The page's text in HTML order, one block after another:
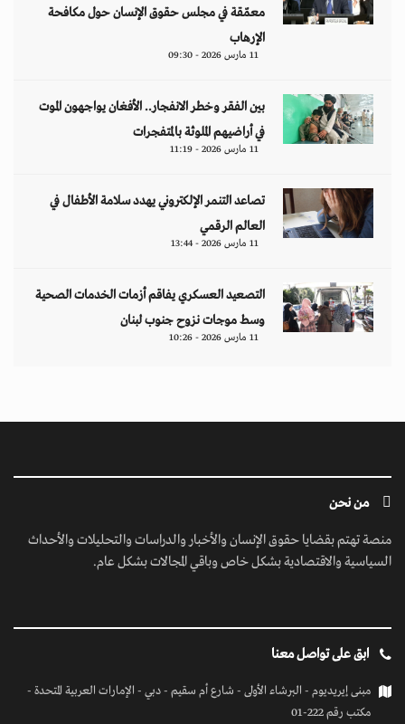
معمّقة في مجلس حقوق الإنسان حول مكافحة
الإرهاب
11 مارس 2026 - 09:30
بين الفقر وخطر الانفجار.. الأفغان يواجهون الموت
في أراضيهم الملوثة بالمتفجرات
11 مارس 2026 - 11:19
تصاعد التنمر الإلكتروني يهدد سلامة الأطفال في
العالم الرقمي
11 مارس 2026 - 13:44
التصعيد العسكري يفاقم أزمات الخدمات الصحية
وسط موجات نزوح جنوب لبنان
11 مارس 2026 - 10:26
من نحن
منصة تهتم بقضايا حقوق الإنسان والأخبار والدراسات والتحليلات والأحداث
السياسية والاقتصادية بشكل خاص وباقي المجالات بشكل عام.
ابق على تواصل معنا
مبنى إيريديوم - البرشاء الأولى - شارع أم سقيم - دبي - الإمارات العربية المتحدة -
مكتب رقم 222-01